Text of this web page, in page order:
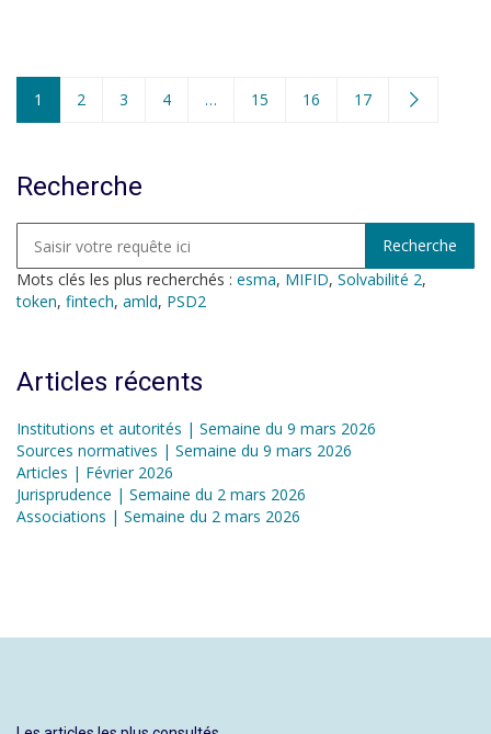
1 2 3 4 … 15 16 17
Recherche
Mots clés les plus recherchés : esma, MIFID, Solvabilité 2,
token, fintech, amld, PSD2
Articles récents
Institutions et autorités | Semaine du 9 mars 2026
Sources normatives | Semaine du 9 mars 2026
Articles | Février 2026
Jurisprudence | Semaine du 2 mars 2026
Associations | Semaine du 2 mars 2026